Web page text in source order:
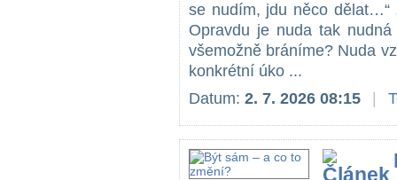
se nudím, jdu něco dělat…“
Opravdu je nuda tak
všemožně bráníme? Nuda
konkrétní úko ...
Datum: 2. 7. 2026 08:15